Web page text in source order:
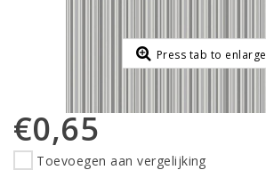
Press tab to enlarge
€0,65
Toevoegen aan vergelijking